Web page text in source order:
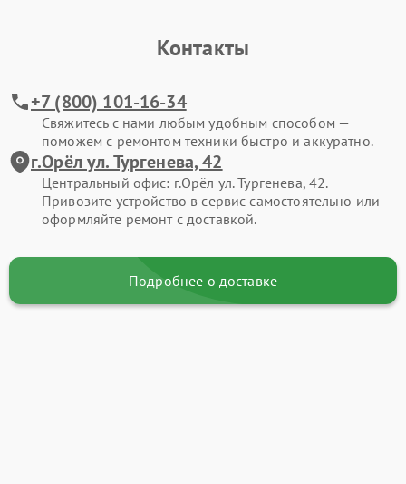
Контакты
+7 (800) 101-16-34
Свяжитесь с нами любым удобным способом —
поможем с ремонтом техники быстро и аккуратно.
г.Орёл ул. Тургенева, 42
Центральный офис: г.Орёл ул. Тургенева, 42.
Привозите устройство в сервис самостоятельно или
оформляйте ремонт с доставкой.
Подробнее о доставке